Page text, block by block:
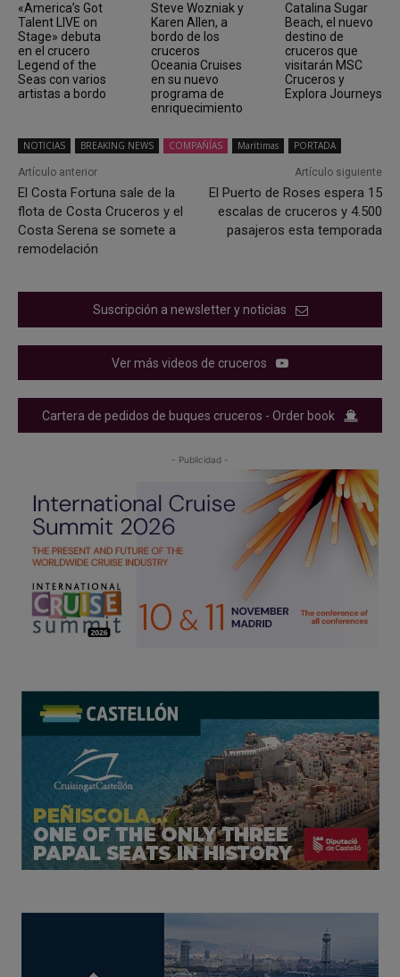
«America’s Got
Talent LIVE on
Stage» debuta
en el crucero
Legend of the
Seas con varios
artistas a bordo
Steve Wozniak y
Karen Allen, a
bordo de los
cruceros
Oceania Cruises
en su nuevo
programa de
enriquecimiento
Catalina Sugar
Beach, el nuevo
destino de
cruceros que
visitarán MSC
Cruceros y
Explora Journeys
NOTICIAS BREAKING NEWS COMPAÑÍAS Marítimas PORTADA
Artículo anterior
El Costa Fortuna sale de la
flota de Costa Cruceros y el
Costa Serena se somete a
remodelación
Artículo siguiente
El Puerto de Roses espera 15
escalas de cruceros y 4.500
pasajeros esta temporada
Suscripción a newsletter y noticias
Ver más videos de cruceros
Cartera de pedidos de buques cruceros - Order book
- Publicidad -